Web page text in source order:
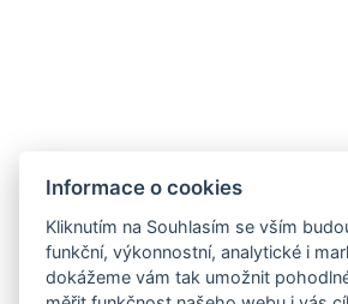
Informace o cookies
Kliknutím na Souhlasím se vším
funkční, výkonnostní, analytické i
dokážeme vám tak umožnit